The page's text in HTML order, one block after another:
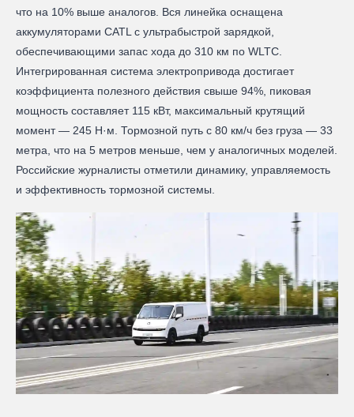
что на 10% выше аналогов. Вся линейка оснащена
аккумуляторами CATL с ультрабыстрой зарядкой,
обеспечивающими запас хода до 310 км по WLTC.
Интегрированная система электропривода достигает
коэффициента полезного действия свыше 94%, пиковая
мощность составляет 115 кВт, максимальный крутящий
момент — 245 Н·м. Тормозной путь с 80 км/ч без груза — 33
метра, что на 5 метров меньше, чем у аналогичных моделей.
Российские журналисты отметили динамику, управляемость
и эффективность тормозной системы.